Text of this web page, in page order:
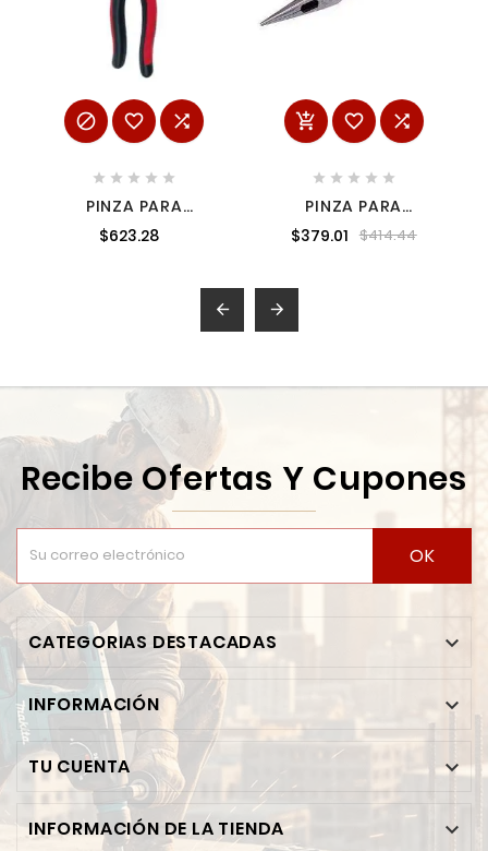
  
    
PINZA PARA
ELECTRICISTA CON
MANGO BIMATERIAL
PONCHA CABLE ALTA
$623.28
  
    
PINZA PARA
ELECTRICISTA CON
MANGO RUBBER GRIP
$379.01 $414.44
 
Recibe Ofertas Y Cupones
OK
CATEGORIAS DESTACADAS 
INFORMACIÓN 
TU CUENTA 
INFORMACIÓN DE LA TIENDA 